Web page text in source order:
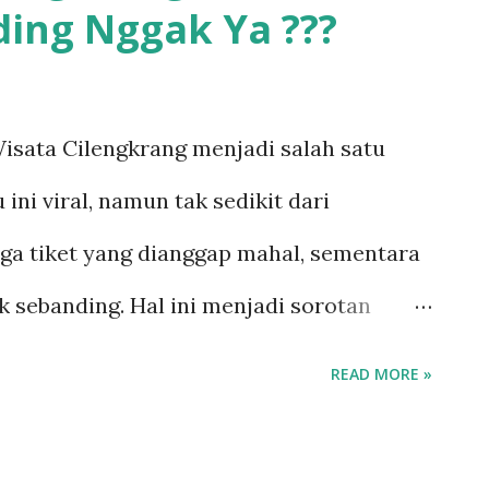
Adipati Kuningan pada 1 September
di Gunung Jati, Cirebon, saat
Keraton Pakungwati. Proses
Kesultanan Pakungwati
politik kekerabatan yang diterapkan
dilantik, Arya Kamuning segera
Nggak Ya ???
Cilengkrang menjadi salah satu
ini viral, namun tak sedikit dari
tiket yang dianggap mahal, sementara
Hal ini menjadi sorotan
READ MORE »